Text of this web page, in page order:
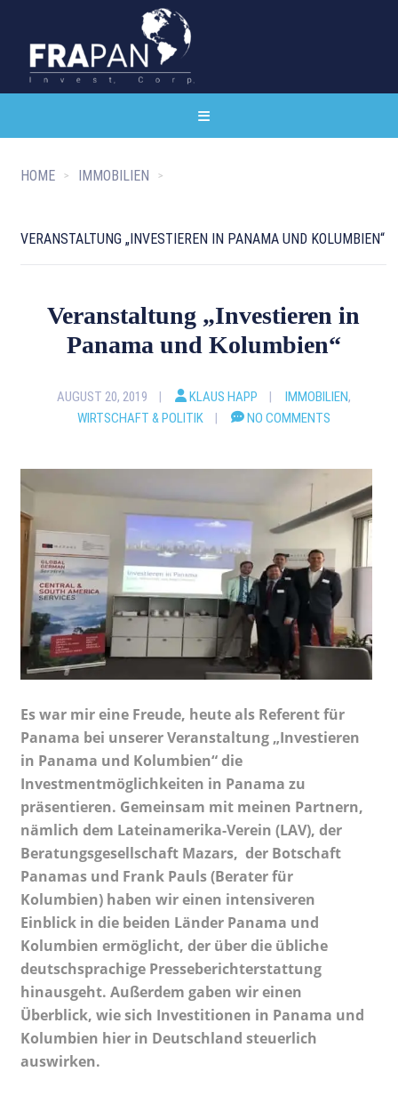
HOME IMMOBILIEN
VERANSTALTUNG „INVESTIEREN IN PANAMA UND KOLUMBIEN“
Veranstaltung „Investieren in
Panama und Kolumbien“
AUGUST 20, 2019 KLAUS HAPP IMMOBILIEN,
WIRTSCHAFT & POLITIK
NO COMMENTS
Es war mir eine Freude, heute als Referent für
Panama bei unserer Veranstaltung „Investieren
in Panama und Kolumbien“ die
Investmentmöglichkeiten in Panama zu
präsentieren. Gemeinsam mit meinen Partnern,
nämlich dem Lateinamerika-Verein (LAV), der
Beratungsgesellschaft Mazars, der Botschaft
Panamas und Frank Pauls (Berater für
Kolumbien) haben wir einen intensiveren
Einblick in die beiden Länder Panama und
Kolumbien ermöglicht, der über die übliche
deutschsprachige Presseberichterstattung
hinausgeht. Außerdem gaben wir einen
Überblick, wie sich Investitionen in Panama und
Kolumbien hier in Deutschland steuerlich
auswirken.